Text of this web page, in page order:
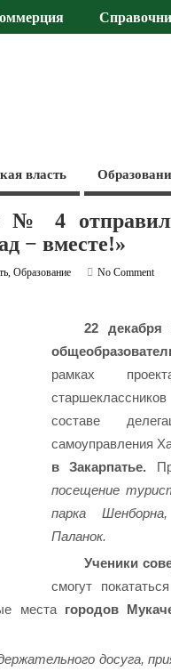
власть
4
− вместе!»
,Образование
No Comment
22 декабря
рамках
старшеклассников
составе
самоуправления
в Закарпатье.
посещение
парка
Паланок.
Ученики
смогут
места городов
досуга,